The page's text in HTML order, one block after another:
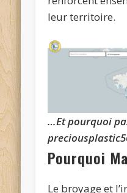
leur territoire.
…Et pourquoi
Pourquoi
Le broyage et